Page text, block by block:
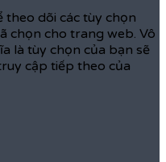
theo dõi các tùy chọn
chọn cho trang web. Vô
là tùy chọn của bạn sẽ
cập tiếp theo của